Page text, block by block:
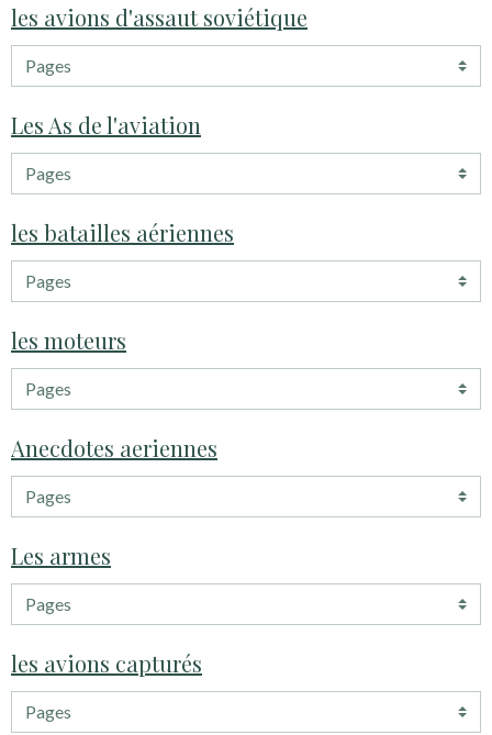
les avions d'assaut soviétique
Les As de l'aviation
les batailles aériennes
les moteurs
Anecdotes aeriennes
Les armes
les avions capturés